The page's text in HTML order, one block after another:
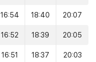
16:54 18:40 20:07
16:52 18:39 20:05
16:51 18:37 20:03